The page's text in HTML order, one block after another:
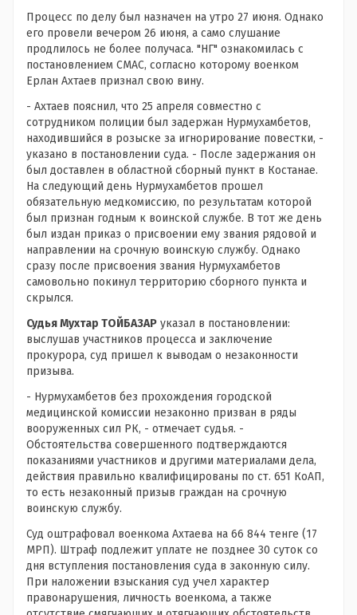
Процесс по делу был назначен на утро 27 июня. Однако
его провели вечером 26 июня, а само слушание
продлилось не более получаса. "НГ" ознакомилась с
постановлением СМАС, согласно которому военком
Ерлан Ахтаев признал свою вину.
- Ахтаев пояснил, что 25 апреля совместно с
сотрудником полиции был задержан Нурмухамбетов,
находившийся в розыске за игнорирование повестки, -
указано в постановлении суда. - После задержания он
был доставлен в областной сборный пункт в Костанае.
На следующий день Нурмухамбетов прошел
обязательную медкомиссию, по результатам которой
был признан годным к воинской службе. В тот же день
был издан приказ о присвоении ему звания рядовой и
направлении на срочную воинскую службу. Однако
сразу после присвоения звания Нурмухамбетов
самовольно покинул территорию сборного пункта и
скрылся.
Судья Мухтар ТОЙБАЗАР указал в постановлении:
выслушав участников процесса и заключение
прокурора, суд пришел к выводам о незаконности
призыва.
- Нурмухамбетов без прохождения городской
медицинской комиссии незаконно призван в ряды
вооруженных сил РК, - отмечает судья. -
Обстоятельства совершенного подтверждаются
показаниями участников и другими материалами дела,
действия правильно квалифицированы по ст. 651 КоАП,
то есть незаконный призыв граждан на срочную
воинскую службу.
Суд оштрафовал военкома Ахтаева на 66 844 тенге (17
МРП). Штраф подлежит уплате не позднее 30 суток со
дня вступления постановления суда в законную силу.
При наложении взыскания суд учел характер
правонарушения, личность военкома, а также